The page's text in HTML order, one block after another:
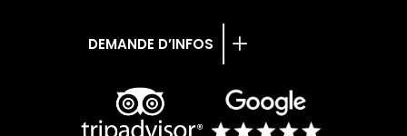
DEMANDE D’INFOS